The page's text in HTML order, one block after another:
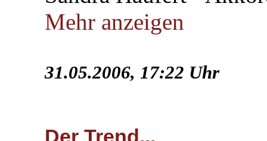
Mehr anzeigen
31.05.2006, 17:22 Uhr